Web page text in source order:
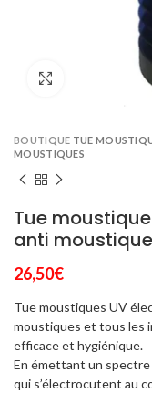
Click to enlarge
BOUTIQUE TUE
MOUSTIQUES
Tue
anti
26,50€
Tue moustiques UV
moustiques et tous les
efficace et hygiénique.
En émettant un
qui s’électrocutent au